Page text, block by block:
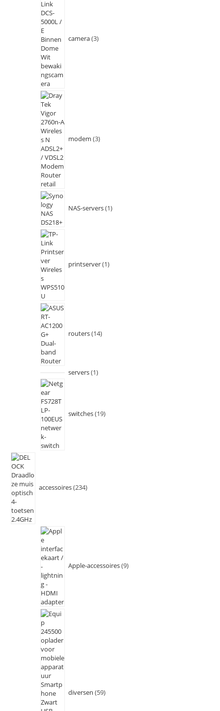
camera 3
modem 3
NAS-servers 1
printserver 1
routers 14
servers 1
switches 19
accessoires 234
Apple-accessoires 9
diversen 59